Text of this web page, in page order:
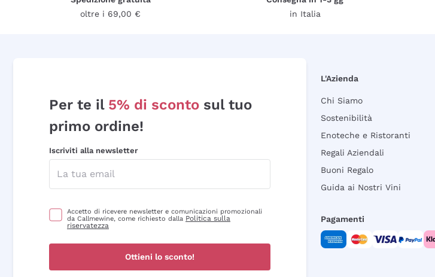
oltre i 69,00 €
in Italia
Per te il 5% di sconto sul tuo
primo ordine!
Iscriviti alla newsletter
Accetto di ricevere newsletter e comunicazioni promozionali
da Callmewine, come richiesto dalla Politica sulla
riservatezza
Ottieni lo sconto!
L'Azienda
Chi Siamo
Sostenibilità
Enoteche e Ristoranti
Regali Aziendali
Buoni Regalo
Guida ai Nostri Vini
Pagamenti